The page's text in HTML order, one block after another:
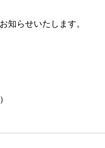
知らせいたします。
）